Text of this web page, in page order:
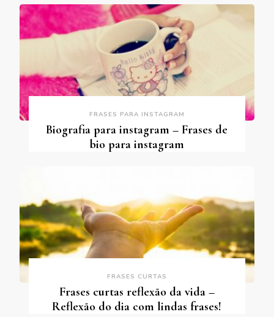
FRASES PARA INSTAGRAM
Biografia para instagram – Frases de
bio para instagram
FRASES CURTAS
Frases curtas reflexão da vida –
Reflexão do dia com lindas frases!